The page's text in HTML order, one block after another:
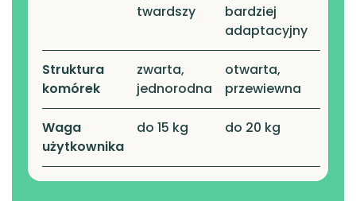
twardszy
bardziej
adaptacyjny
Struktura
komórek
zwarta,
jednorodna
otwarta,
przewiewna
Waga
użytkownika
do 15 kg do 20 kg